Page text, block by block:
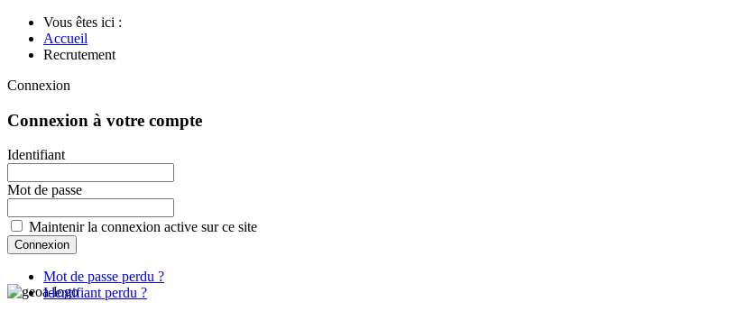
Vous êtes ici :
Accueil
Recrutement
Connexion
Connexion à votre compte
Identifiant
Mot de passe
Maintenir la connexion active sur ce site
Mot de passe perdu ?
Identifiant perdu ?